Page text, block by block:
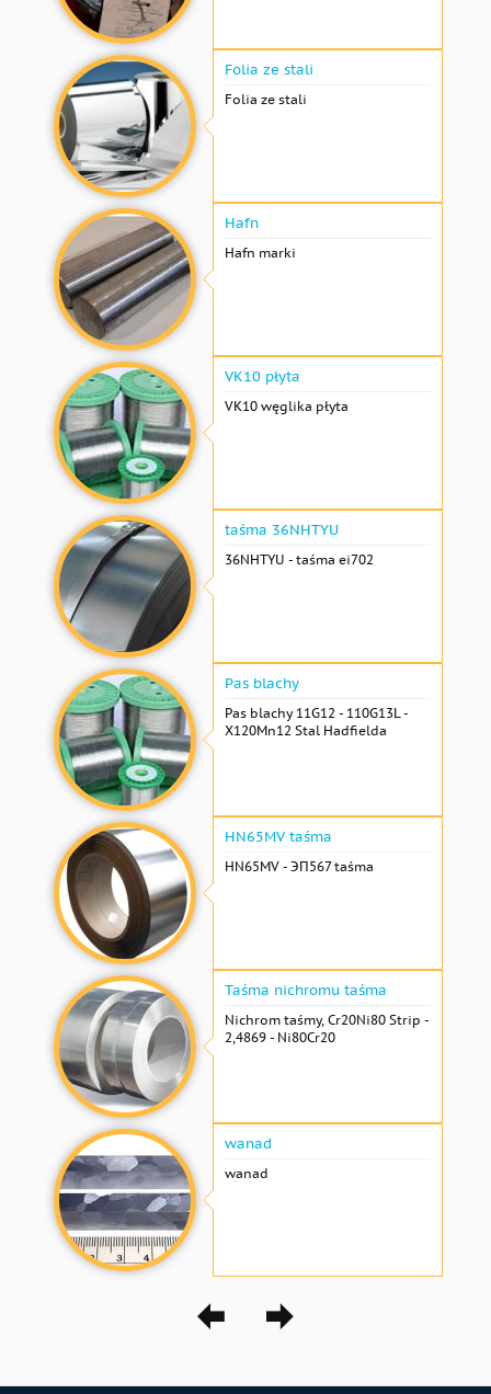
Folia ze stali
Folia ze stali
Hafn
Hafn marki
VK10 płyta
VK10 węglika płyta
taśma 36NHTYU
36NHTYU - taśma ei702
Pas blachy
Pas blachy 11G12 - 110G13L -
X120Mn12 Stal Hadfielda
HN65MV taśma
HN65MV - ЭП567 taśma
Taśma nichromu taśma
Nichrom taśmy, Cr20Ni80 Strip -
2,4869 - Ni80Cr20
wanad
wanad